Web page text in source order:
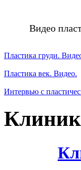
Видео
Пластика груди.
Пластика век. Видео.
Интервью с